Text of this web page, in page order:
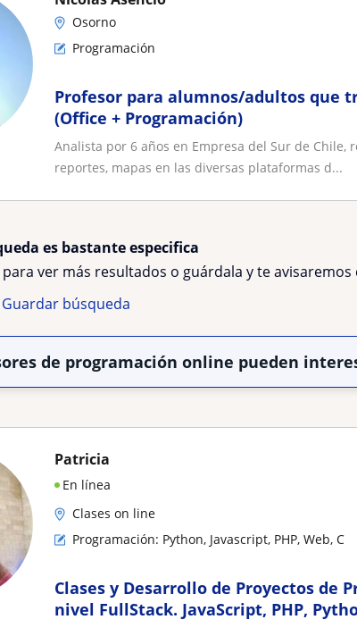
Osorno
Programación
Profesor para alumnos/adultos que
(Office + Programación)
Analista por 6 años en Empresa del Sur de Chile,
reportes, mapas en las diversas plataformas d...
es bastante especifica
ver más resultados o guárdala y te
Guardar búsqueda
de programación online pueden
Patricia
En línea
Clases on line
Programación: Python, Javascript, PHP, Web, C
Clases y Desarrollo de Proyectos de
nivel FullStack. JavaScript, PHP,